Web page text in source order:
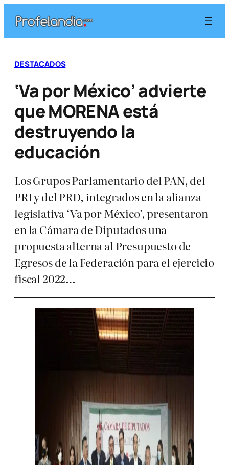
contenido
DESTACADOS
‘Va por México’ advierte
que MORENA está
destruyendo la
educación
Los Grupos Parlamentario del PAN, del
PRI y del PRD, integrados en la alianza
legislativa ‘Va por México’, presentaron
en la Cámara de Diputados una
propuesta alterna al Presupuesto de
Egresos de la Federación para el ejercicio
fiscal 2022…